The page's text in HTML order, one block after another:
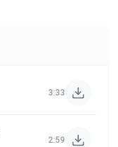
3:33
2:59